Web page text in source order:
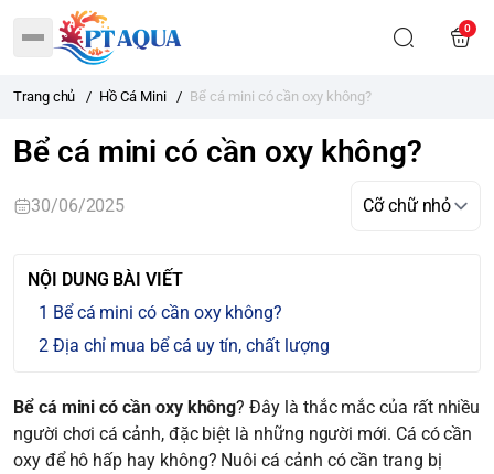
0
Trang chủ / Hồ Cá Mini / Bể cá mini có cần oxy không?
Bể cá mini có cần oxy không?
30/06/2025
NỘI DUNG BÀI VIẾT
Bể cá mini có cần oxy không?
Địa chỉ mua bể cá uy tín, chất lượng
Bể cá mini có cần oxy không? Đây là thắc mắc của rất nhiều
người chơi cá cảnh, đặc biệt là những người mới. Cá có cần
oxy để hô hấp hay không? Nuôi cá cảnh có cần trang bị